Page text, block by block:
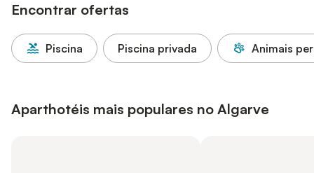
Encontrar ofertas
Piscina Piscina privada Animais
Aparthotéis mais populares no Algarve